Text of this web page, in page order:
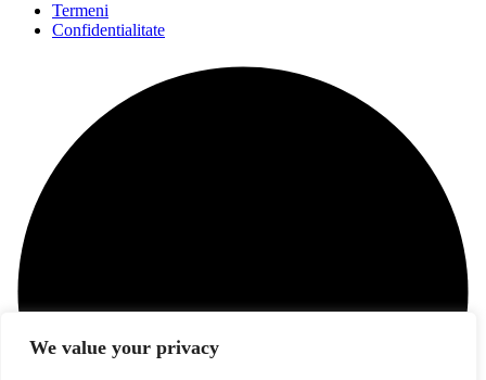
We value your privacy
Termeni
Confidentialitate